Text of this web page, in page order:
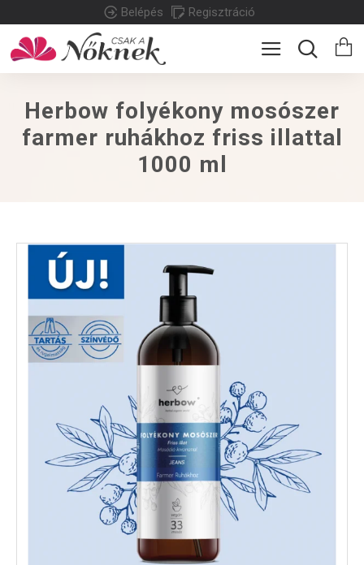
Belépés Regisztráció
Herbow folyékony mosószer
farmer ruhákhoz friss illattal
1000 ml